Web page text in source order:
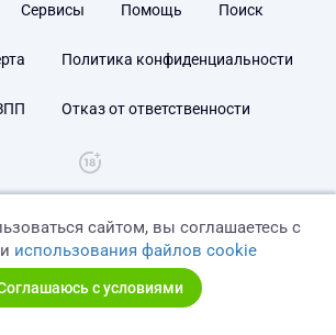
Сервисы Помощь Поиск
Политика конфиденциальности
Отказ от ответственности
сайтом, вы соглашаетесь с
использования файлов cookie
с условиями